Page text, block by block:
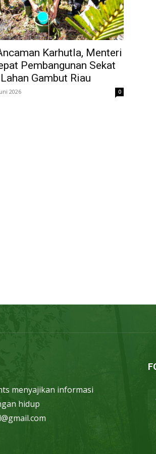
Karhutla, Menteri
Pembangunan Sekat
Gambut Riau
2026 0
menyajikan informasi
hidup